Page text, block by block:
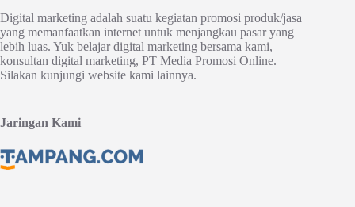
Digital marketing adalah suatu kegiatan promosi produk/jasa
yang memanfaatkan internet untuk menjangkau pasar yang
lebih luas. Yuk belajar digital marketing bersama kami,
konsultan digital marketing, PT Media Promosi Online.
Silakan kunjungi website kami lainnya.
Jaringan Kami